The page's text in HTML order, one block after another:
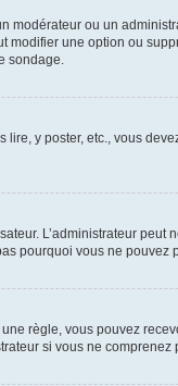
ou un
modifier une option ou
sondage.
y poster, etc., vous
L’administrateur
pourquoi vous ne pouvez
règle, vous pouvez
si vous ne